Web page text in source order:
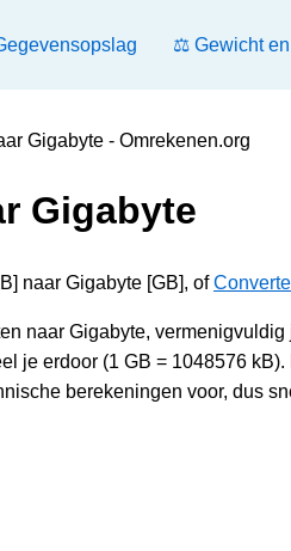
⚖️ Gewicht
Gigabyte - Omrekenen.org
Gigabyte
naar Gigabyte [GB], of
naar Gigabyte,
je erdoor (1 GB = 1048576
berekeningen voor, dus